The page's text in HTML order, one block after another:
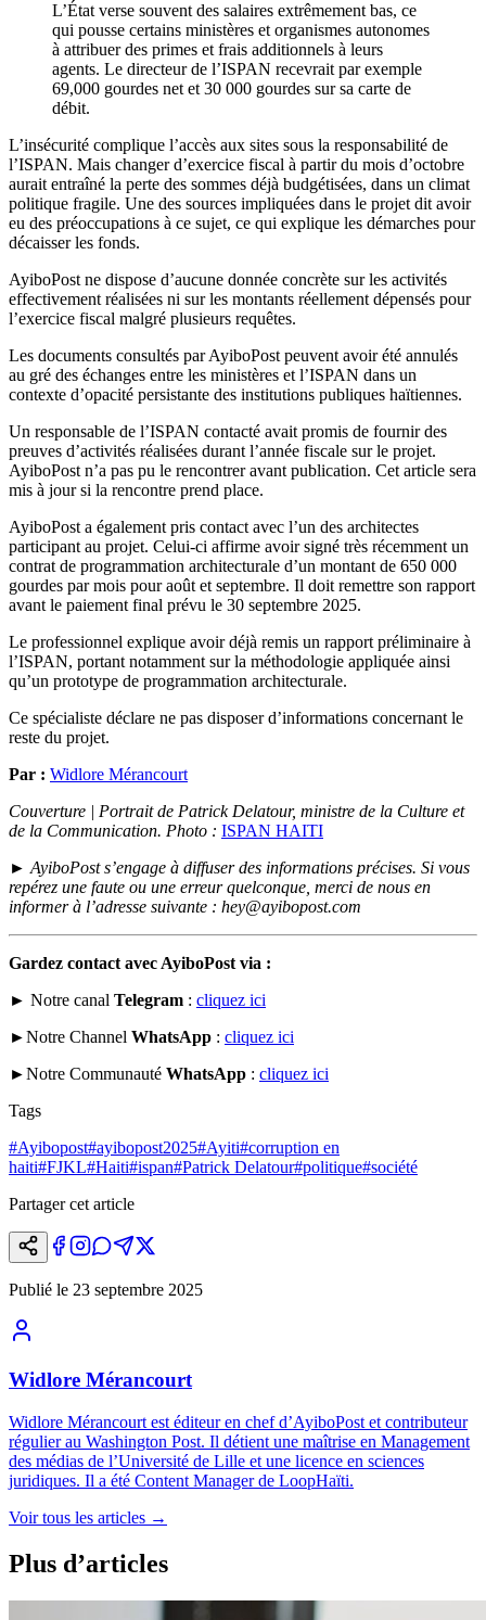
L’État verse souvent des salaires extrêmement bas, ce
qui pousse certains ministères et organismes autonomes
à attribuer des primes et frais additionnels à leurs
agents. Le directeur de l’ISPAN recevrait par exemple
69,000 gourdes net et 30 000 gourdes sur sa carte de
débit.
L’insécurité complique l’accès aux sites sous la responsabilité de
l’ISPAN. Mais changer d’exercice fiscal à partir du mois d’octobre
aurait entraîné la perte des sommes déjà budgétisées, dans un climat
politique fragile. Une des sources impliquées dans le projet dit avoir
eu des préoccupations à ce sujet, ce qui explique les démarches pour
décaisser les fonds.
AyiboPost ne dispose d’aucune donnée concrète sur les activités
effectivement réalisées ni sur les montants réellement dépensés pour
l’exercice fiscal malgré plusieurs requêtes.
Les documents consultés par AyiboPost peuvent avoir été annulés
au gré des échanges entre les ministères et l’ISPAN dans un
contexte d’opacité persistante des institutions publiques haïtiennes.
Un responsable de l’ISPAN contacté avait promis de fournir des
preuves d’activités réalisées durant l’année fiscale sur le projet.
AyiboPost n’a pas pu le rencontrer avant publication. Cet article sera
mis à jour si la rencontre prend place.
AyiboPost a également pris contact avec l’un des architectes
participant au projet. Celui-ci affirme avoir signé très récemment un
contrat de programmation architecturale d’un montant de 650 000
gourdes par mois pour août et septembre. Il doit remettre son rapport
avant le paiement final prévu le 30 septembre 2025.
Le professionnel explique avoir déjà remis un rapport préliminaire à
l’ISPAN, portant notamment sur la méthodologie appliquée ainsi
qu’un prototype de programmation architecturale.
Ce spécialiste déclare ne pas disposer d’informations concernant le
reste du projet.
Par : Widlore Mérancourt
Couverture | Portrait de Patrick Delatour, ministre de la Culture et
de la Communication. Photo : ISPAN HAITI
►AyiboPost s’engage à diffuser des informations précises. Si vous
repérez une faute ou une erreur quelconque, merci de nous en
informer à l’adresse suivante : hey@ayibopost.com
Gardez contact avec AyiboPost via :
► Notre canal Telegram : cliquez ici
►Notre Channel WhatsApp : cliquez ici
►Notre Communauté WhatsApp : cliquez ici
Tags
#Ayibopost#ayibopost2025#Ayiti#corruption en
haiti#FJKL#Haiti#ispan#Patrick Delatour#politique#société
Partager cet article
Publié le 23 septembre 2025
Widlore Mérancourt
Widlore Mérancourt est éditeur en chef d’AyiboPost et contributeur
régulier au Washington Post. Il détient une maîtrise en Management
des médias de l’Université de Lille et une licence en sciences
juridiques. Il a été Content Manager de LoopHaïti.
Voir tous les articles →
Plus d’articles